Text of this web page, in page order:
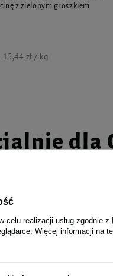
piszczałki
z zielonym groszkiem
15,44 zł / kg
dla
psa Dolina Noteci Premium
puszka 400 g EDYCJA
celu realizacji usług zgodnie z
Więcej informacji na